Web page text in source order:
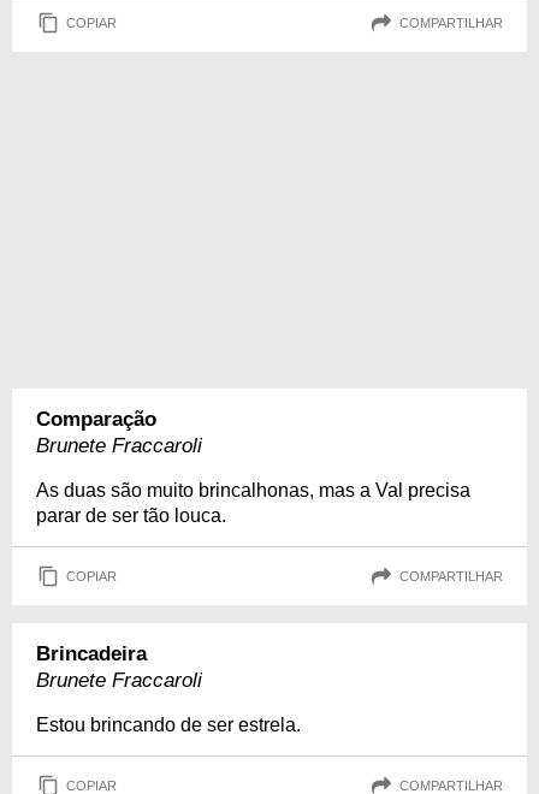
COPIAR COMPARTILHAR
Comparação
Brunete Fraccaroli
As duas são muito brincalhonas, mas a Val precisa
parar de ser tão louca.
COPIAR COMPARTILHAR
Brincadeira
Brunete Fraccaroli
Estou brincando de ser estrela.
COPIAR COMPARTILHAR